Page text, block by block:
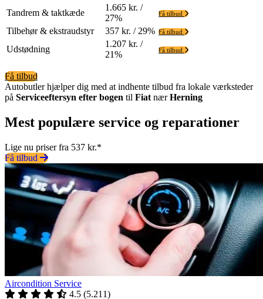
Tandrem & taktkæde
1.665 kr. /
27%
Få tilbud
Tilbehør & ekstraudstyr 357 kr. / 29% Få tilbud
Udstødning
1.207 kr. /
21%
Få tilbud
Få tilbud
Autobutler hjælper dig med at indhente tilbud fra lokale værksteder
på Serviceeftersyn efter bogen til Fiat nærHerning
Mest populære service og reparationer
Lige nu priser fra 537 kr.*
Få tilbud
Aircondition Service
4.5 (5.211)